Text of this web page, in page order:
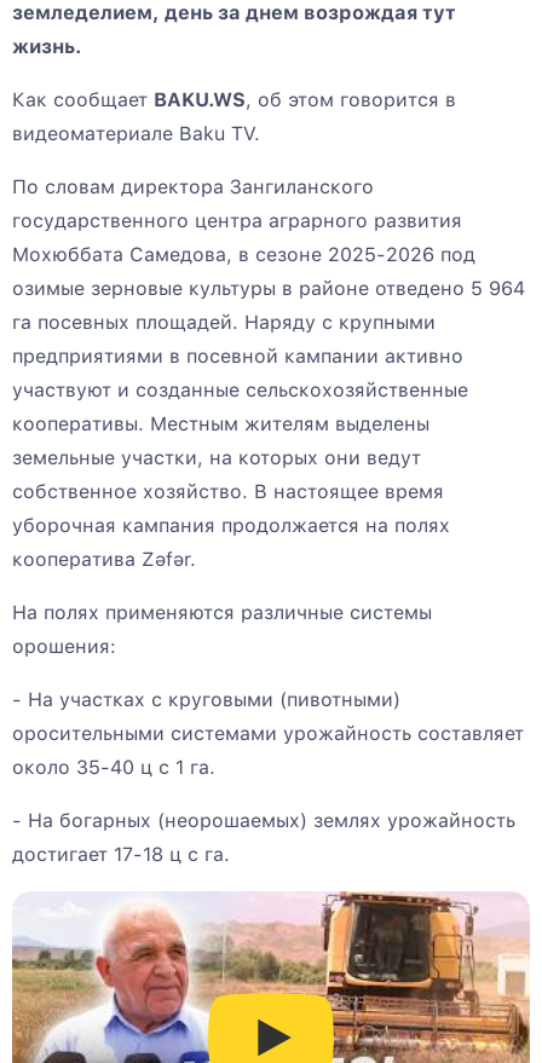
земледелием, день за днем возрождая тут
жизнь.
Как сообщает BAKU.WS, об этом говорится в
видеоматериале Baku TV.
По словам директора Зангиланского
государственного центра аграрного развития
Мохюббата Самедова, в сезоне 2025-2026 под
озимые зерновые культуры в районе отведено 5 964
га посевных площадей. Наряду с крупными
предприятиями в посевной кампании активно
участвуют и созданные сельскохозяйственные
кооперативы. Местным жителям выделены
земельные участки, на которых они ведут
собственное хозяйство. В настоящее время
уборочная кампания продолжается на полях
кооператива Zəfər.
На полях применяются различные системы
орошения:
- На участках с круговыми (пивотными)
оросительными системами урожайность составляет
около 35-40 ц с 1 га.
- На богарных (неорошаемых) землях урожайность
достигает 17-18 ц с га.